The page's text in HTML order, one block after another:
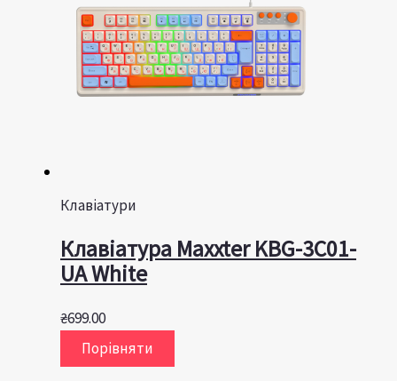
Клавіатури
Клавiатура Maxxter KBG-3C01-
UA White
₴699.00
Порівняти